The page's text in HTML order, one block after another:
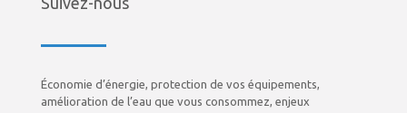
Économie d’énergie, protection de vos équipements,
amélioration de l’eau que vous consommez, enjeux